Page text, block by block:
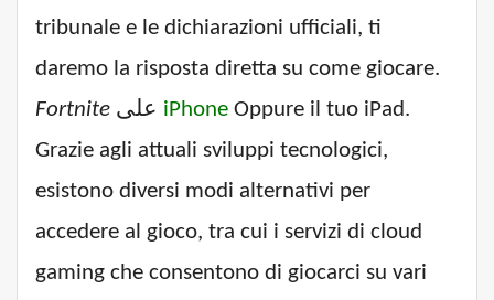
tribunale e le dichiarazioni ufficiali, ti
daremo la risposta diretta su come giocare.
Fortnite
iPhone Oppure il tuo iPad.
Grazie agli attuali sviluppi tecnologici,
esistono diversi modi alternativi per
accedere al gioco, tra cui i servizi di cloud
gaming che consentono di giocarci su vari